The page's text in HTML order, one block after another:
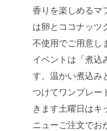
香りを楽しめるマ
は卵とココナッツ
不使用でご用意し
イベントは「煮込
す。 温かい煮込み
つけてワンプレー
きます土曜日はキ
ニューご注文でお